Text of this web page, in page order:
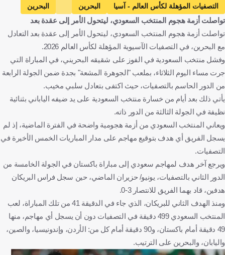
التصفيات المؤهلة لكأس العالم - آسيا البحرين
البحرين
السعودية
المملكة العربية السعودية
فراس البريكان
مصعب الجوير
كرة قدم
تواصلت أزمة هجوم المنتخب السعودي، ليتحول الأمر إلى عقدة بعد
تواصلت أزمة هجوم المنتخب السعودي، ليتحول الأمر إلى عقدة بعد التعادل
مع البحرين، في التصفيات الآسيوية المؤهلة لكأس العالم 2026.
وفشل منتخب السعودية في الفوز على شقيقه البحريني، في المباراة التي
جرت مساء اليوم الثلاثاء، بملعب "الجوهرة المشعة" بجدة ضمن الجولة الرابعة
من الدور الحاسم بالتصفيات، حيث اكتفى بتعادل سلبي مخيب.
يأتي ذلك بعد أيام من خسارة منتخب السعودية على يد ضيفه الياباني بثنائية
نظيفة في الجولة الثالثة من الدور ذاته.
ويعاني المنتخب السعودي من أزمة هجومية واضحة في الفترة الماضية، إذ لم
يسجل الفريق أي هدف بتوقيع مهاجم على مدار المباريات الخمس الأخيرة في
التصفيات.
ويرجع آخر هدف لمهاجم سعودي إلى مباراة باكستان في الجولة الخامسة من
الدور الثاني بالتصفيات، يونيو/ حزيران الماضي، حين سجل فراس البريكان
هدفين، قاد بهما الفريق للانتصار 3-0.
ومنذ الهدف الثاني للبريكان، الذي جاء في الدقيقة 41 من تلك المباراة، لعب
المنتخب السعودي 499 دقيقة في التصفيات دون أن يسجل أي مهاجم، منها
49 دقيقة أمام باكستان، و90 دقيقة أمام كل من: الأردن، وإندونيسيا، والصين،
واليابان، والبحرين على الترتيب.